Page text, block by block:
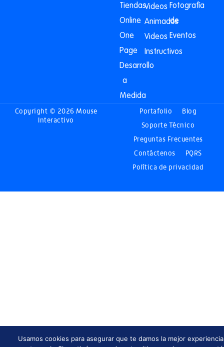
Tiendas
Online
One
Page
Desarrollo
a
Medida
Videos
Animados
Videos
Instructivos
Fotografía
de
Eventos
Copyright © 2026 Mouse
Interactivo
Portafolio
Blog
Soporte Técnico
Preguntas Frecuentes
Contáctenos
PQRS
Política de privacidad
Usamos cookies para asegurar que te damos la mejor